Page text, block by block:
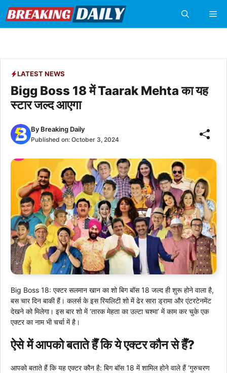
content
LATEST NEWS
Bigg Boss 18 में Taarak Mehta का यह
स्टार जल्द आएगा
By Breaking Daily
Published on: October 3, 2024
Big Boss 18: एक्टर सलमान खान का शो बिग बॉस 18 जल्द ही शुरू होने वाला है,
बस चार दिन बाकी हैं। कलर्स के इस रियलिटी शो में ढेर सारा ड्रामा और एंटरटेनमेंट
देखने को मिलेगा। इस बार शो में ‘तारक मेहता का उल्टा चश्मा’ में काम कर चुके एक
एक्टर का नाम भी चर्चा में है।
ऐसेमें आपको बताते हैँ कि ये एक्टर कौन से हैँ?
आपको बताते हैं कि यह एक्टर कौन है: बिग बॉस 18 में शामिल होने वाले हैं ‘गुरुचरण